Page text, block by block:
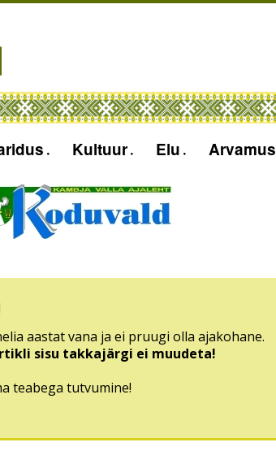
Kultuur Elu Arvamus
aastat vana ja ei pruugi olla ajakohane.
sisu takkajärgi ei muudeta!
teabega tutvumine!